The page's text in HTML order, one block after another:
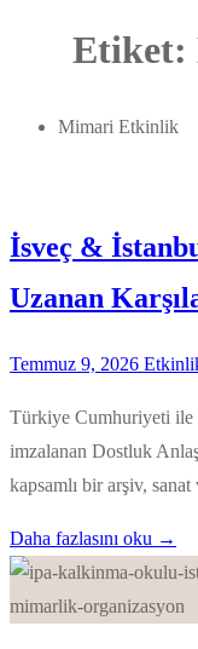
Etiket:
Mimari Etkinlik
İsveç &
Uzanan
Temmuz 9, 2026
Türkiye Cumhuriyeti ile
imzalanan Dostluk
kapsamlı bir arşiv,
Daha fazlasını oku →